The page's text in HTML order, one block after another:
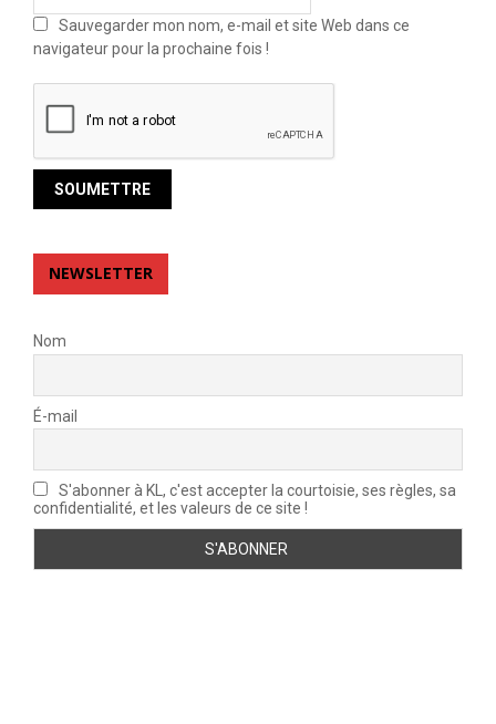
Sauvegarder mon nom, e-mail et site Web dans ce
navigateur pour la prochaine fois !
NEWSLETTER
Nom
É-mail
S'abonner à KL, c'est accepter la courtoisie, ses règles, sa
confidentialité, et les valeurs de ce site !